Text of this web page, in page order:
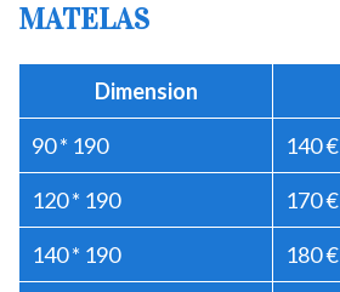
MATELAS
Dimension
90 * 190 140 €
120 * 190 170 €
140 * 190 180 €